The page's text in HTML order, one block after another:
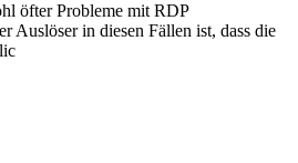
öfter Probleme mit RDP
Auslöser in diesen Fällen ist, dass die